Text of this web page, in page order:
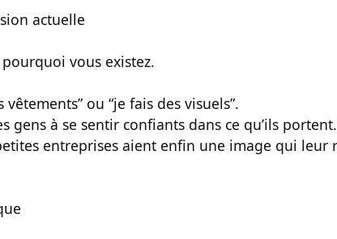
actuelle
vous existez.
vêtements” ou “je fais des visuels”.
gens à se sentir confiants dans ce qu’ils
entreprises aient enfin une image qui leur